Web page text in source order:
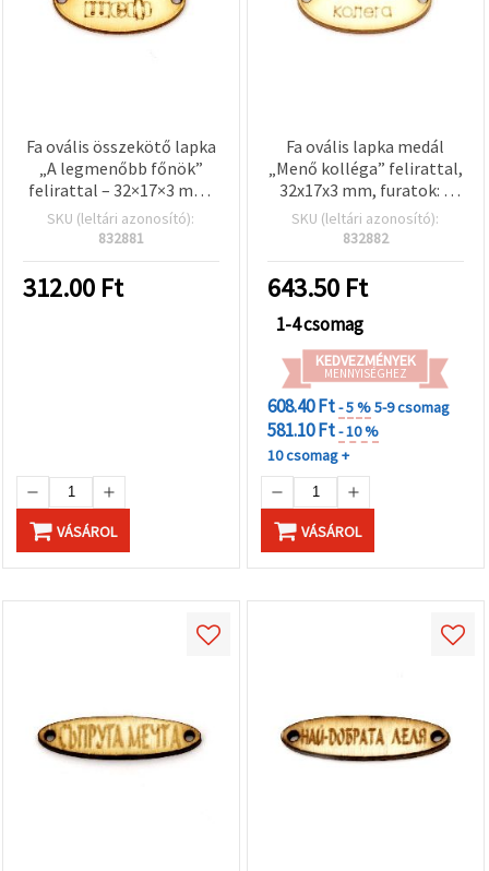
Fa ovális összekötő lapka
„A legmenőbb főnök”
felirattal – 32×17×3 mm,
furat: 2 mm, 10 db
SKU (leltári azonosító):
832881
312.00 Ft
VÁSÁROL
Fa ovális lapka medál
„Menő kolléga” felirattal,
32x17x3 mm, furatok: 2
mm – 10 db
SKU (leltári azonosító):
832882
643.50 Ft
1-4 csomag
KEDVEZMÉNYEK
MENNYISÉGHEZ
608.40 Ft- 5 %5-9 csomag
581.10 Ft- 10 %
10 csomag +
VÁSÁROL